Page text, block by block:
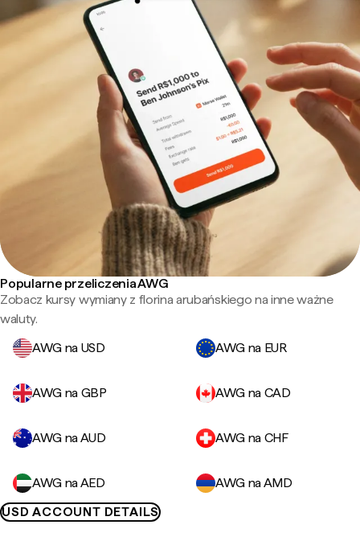
Popularne przeliczenia AWG
Zobacz kursy wymiany z florina arubańskiego na inne ważne
waluty.
AWG na USD
AWG na EUR
AWG na GBP AWG na CAD
AWG na AUD AWG na CHF
AWG na AED
AWG na AMD
USD ACCOUNT DETAILS